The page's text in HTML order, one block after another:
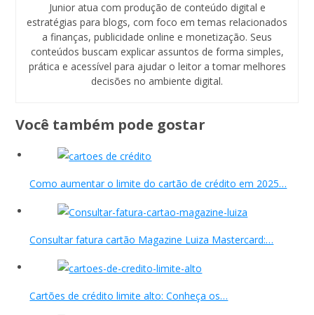
Junior atua com produção de conteúdo digital e
estratégias para blogs, com foco em temas relacionados
a finanças, publicidade online e monetização. Seus
conteúdos buscam explicar assuntos de forma simples,
prática e acessível para ajudar o leitor a tomar melhores
decisões no ambiente digital.
Você também pode gostar
Como aumentar o limite do cartão de crédito em 2025…
Consultar fatura cartão Magazine Luiza Mastercard:…
Cartões de crédito limite alto: Conheça os…